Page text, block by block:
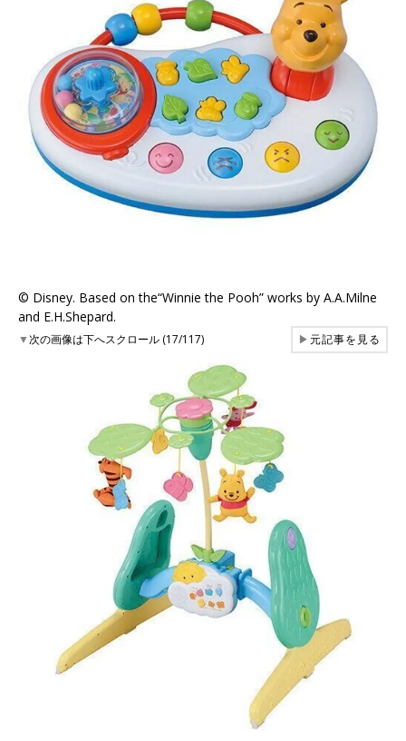
©︎ Disney. Based on the“Winnie the Pooh” works by A.A.Milne
and E.H.Shepard.
▼次の画像は下へスクロール (17/117) ▶元記事を見る